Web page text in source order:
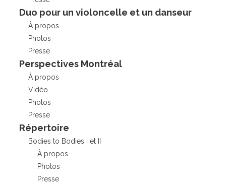
Duo pour un violoncelle et un danseur
À propos
Photos
Presse
Perspectives Montréal
À propos
Vidéo
Photos
Presse
Répertoire
Bodies to Bodies I et II
À propos
Photos
Presse